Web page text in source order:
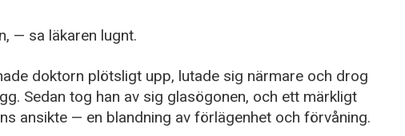
— sa läkaren lugnt.
doktorn plötsligt upp, lutade sig närmare och drog
Sedan tog han av sig glasögonen, och ett märkligt
ansikte — en blandning av förlägenhet och förvåning.